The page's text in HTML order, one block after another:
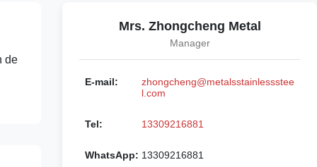
de
Mrs. Zhongcheng Metal
Manager
E-mail:
zhongcheng@metalsstainlessstee
l.com
Tel: 13309216881
WhatsApp: 13309216881